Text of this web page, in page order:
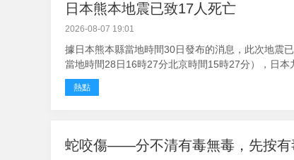
日本熊本地震已致17人死亡
2026-08-07 19:01
據日本熊本縣當地時間30日發布的消息，此次地震
當地時間28日16時27分北京時間15時27分），日本
熱點
蛇咬傷——分不清有毒無毒，先按有